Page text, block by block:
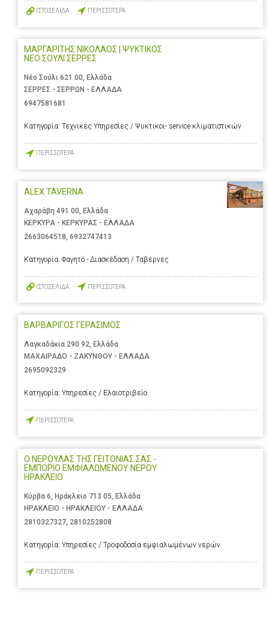
ΙΣΤΟΣΕΛΙΔΑ ΠΕΡΙΣΣΟΤΕΡΑ
ΜΑΡΓΑΡΙΤΗΣ ΝΙΚΟΛΑΟΣ | ΨΥΚΤΙΚΟΣ
ΝΕΟ ΣΟΥΛΙ ΣΕΡΡΕΣ
Νέο Σούλι 621 00, Ελλάδα
ΣΕΡΡΕΣ - ΣΕΡΡΩΝ - ΕΛΛΑΔΑ
6947581681
Κατηγορία: Τεχνικές Υπηρεσίες / Ψυκτικοι- service κλιματιστικών
ΠΕΡΙΣΣΟΤΕΡΑ
ALEX TAVERNA
Αχαράβη 491 00, Ελλάδα
ΚΕΡΚΥΡΑ - ΚΕΡΚΥΡΑΣ - ΕΛΛΑΔΑ
2663064518, 6932747413
Κατηγορία: Φαγητό - Διασκέδαση / Ταβέρνες
ΙΣΤΟΣΕΛΙΔΑ ΠΕΡΙΣΣΟΤΕΡΑ
ΒΑΡΒΑΡΙΓΟΣ ΓΕΡΑΣΙΜΟΣ
Λαγκαδάκια 290 92, Ελλάδα
ΜΑΧΑΙΡΑΔΟ - ΖΑΚΥΝΘΟΥ - ΕΛΛΑΔΑ
2695092329
Κατηγορία: Υπηρεσίες / Ελαιοτριβείο
ΠΕΡΙΣΣΟΤΕΡΑ
Ο ΝΕΡΟΥΛΑΣ ΤΗΣ ΓΕΙΤΟΝΙΑΣ ΣΑΣ -
ΕΜΠΟΡΙΟ ΕΜΦΙΑΛΩΜΕΝΟΥ ΝΕΡΟΥ
ΗΡΑΚΛΕΙΟ
Κύρβα 6, Ηράκλειο 713 05, Ελλάδα
ΗΡΑΚΛΕΙΟ - ΗΡΑΚΛΕΙΟΥ - ΕΛΛΑΔΑ
2810327327 2810252808
Κατηγορία: Υπηρεσίες / Τροφοδοσία εμφιαλωμένων νερών
ΠΕΡΙΣΣΟΤΕΡΑ